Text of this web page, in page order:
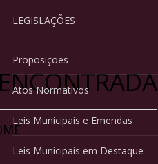
LEGISLAÇÕES
Proposições
Atos Normativos
Leis Municipais e Emendas
Leis Municipais em Destaque